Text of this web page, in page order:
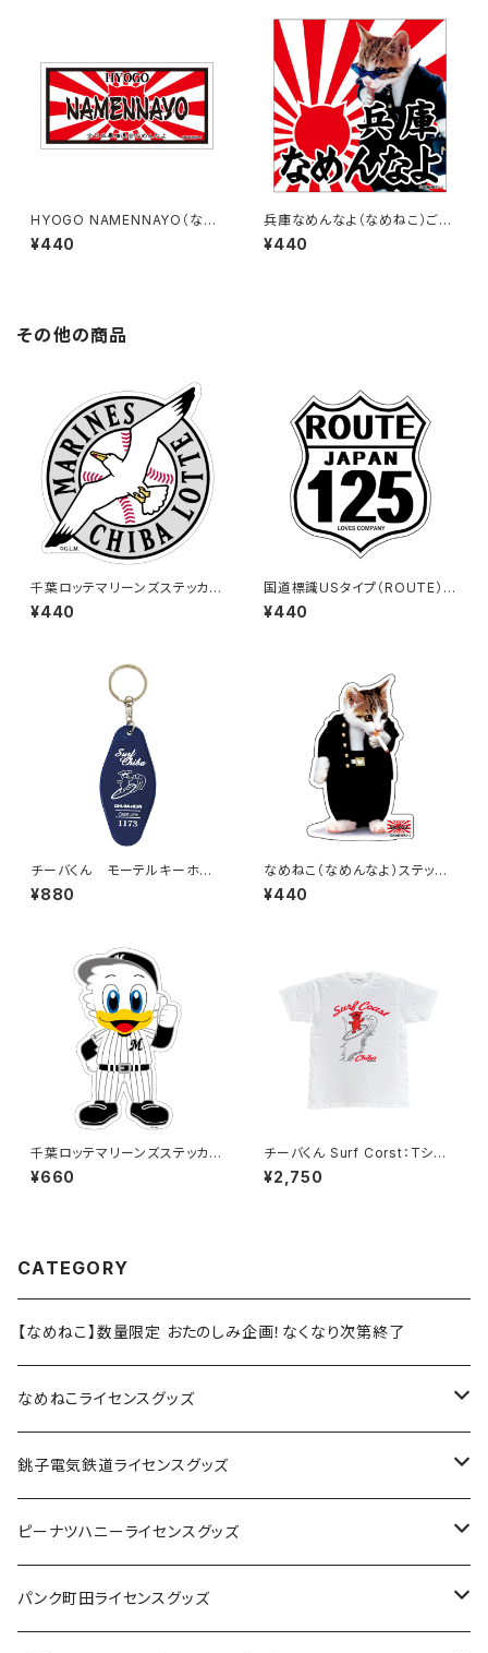
HYOGO NAMENNAYO（なめ
ねこ）ご当地ステッカー B-6
¥440
兵庫なめんなよ（なめねこ）ご当
地ステッカー A-18
¥440
その他の商品
千葉ロッテマリーンズステッカー
15
¥440
国道標識USタイプ（ROUTE）ス
テッカー 125号線（ホワイト）
¥440
チーバくん モーテルキーホル
ダー design3
¥880
なめねこ（なめんなよ）ステッカ
ー E-2
¥440
千葉ロッテマリーンズステッカー
13（大）
¥660
チーバくん Surf Corst：Tシャ
ツ（White）
¥2,750
CATEGORY
【なめねこ】数量限定 おたのしみ企画！なくなり次第終了
なめねこライセンスグッズ
Tシャツ
キャップ
ステッカー
銚子電気鉄道ライセンスグッズ
ステッカー
缶バッジ
ピーナツハニーライセンスグッズ
Tシャツ
パンク町田ライセンスグッズ